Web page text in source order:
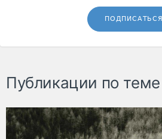
ПОДПИСАТЬСЯ
Публикации по теме